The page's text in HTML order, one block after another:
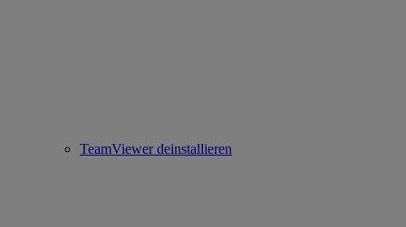
TeamViewer deinstallieren